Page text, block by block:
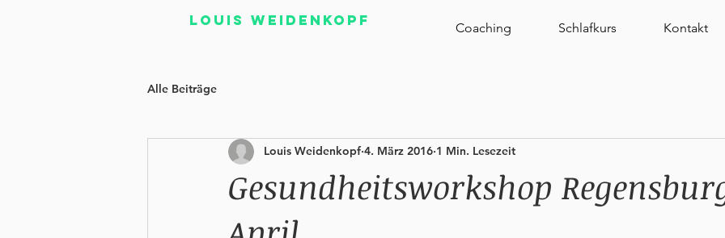
Louis Weidenkopf Coaching Schlafkurs Kontakt
Alle Beiträge
Gesundheitsworkshop
Louis Weidenkopf 4. März 2016 1 Min. Lesezeit